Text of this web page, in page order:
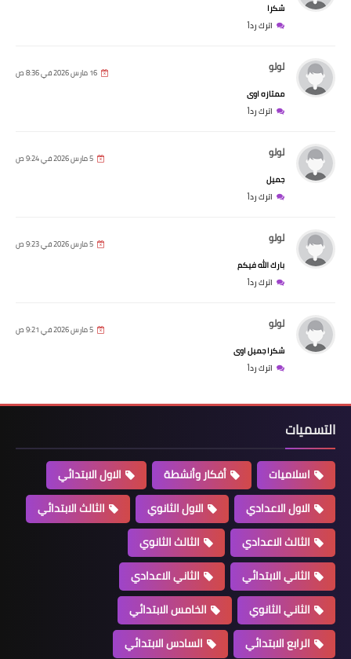
شكرا
اترك رداً
لولو 16 مارس 2026 في 8:36 ص
ممتازه اوى
اترك رداً
لولو 5 مارس 2026 في 9:24 ص
جميل
اترك رداً
لولو 5 مارس 2026 في 9:23 ص
بارك الله فيكم
اترك رداً
لولو 5 مارس 2026 في 9:21 ص
شكرا جميل اوى
اترك رداً
التسميات
اسلاميات أفكار وأنشطة
الاول الابتدائي
الاول الاعدادي
الاول الثانوي
الثالث الابتدائي
الثالث الاعدادي
الثالث الثانوي
الثاني الابتدائي
الثاني الاعدادي
الثاني الثانوي
الخامس الابتدائي
الرابع الابتدائي
السادس الابتدائي